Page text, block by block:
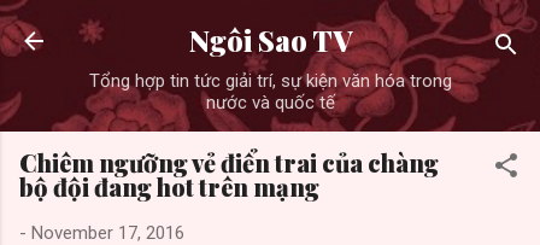
Skip to main content
Ngôi Sao TV
Tổng hợp tin tức giải trí, sự kiện văn hóa trong
nước và quốc tế
Chiêm ngưỡng vẻ điển trai của chàng
bộ đội đang hot trên mạng
- November 17, 2016